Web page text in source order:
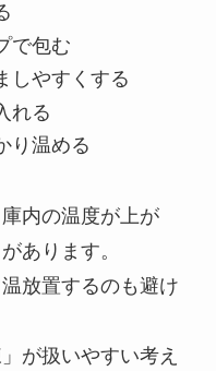
で包む
しやすくする
れる
り温める
内の温度が上が
あります。
放置するのも避け
が扱いやすい考え